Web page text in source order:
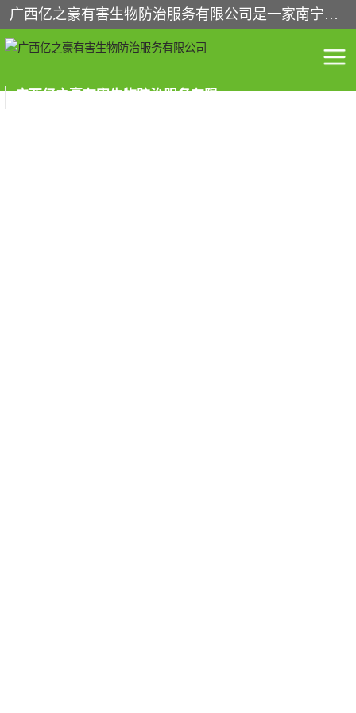
广西亿之豪有害生物防治服务有限公司是一家南宁灭鼠公司、灭蟑螂公司，南宁杀虫公司，南宁除虫公司，南宁灭跳蚤公司，南宁灭白蚁公司，南宁除四害公司,广西亿之豪有害生物防治服务有限公司专业灭蟑螂,除臭虫,其他害虫,服务上门,安全环保,售后保障,一次消杀，竭诚为您服务.
广西亿之豪有害生物防治服务有限公司